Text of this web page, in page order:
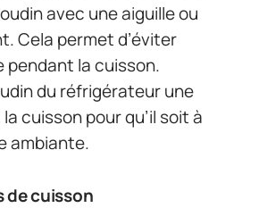
avec une aiguille ou
Cela permet d’éviter
pendant la cuisson.
du réfrigérateur une
cuisson pour qu’il soit à
ambiante.
de cuisson